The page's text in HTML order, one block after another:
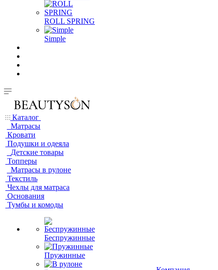
ROLL SPRING
Simple
Каталог
Матрасы
Кровати
Подушки и одеяла
Детские товары
Топперы
Матрасы в рулоне
Текстиль
Чехлы для матраса
Основания
Тумбы и комоды
Беспружинные
Пружинные